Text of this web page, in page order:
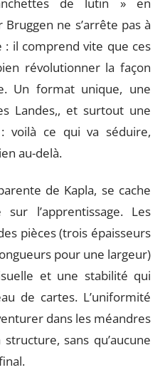
ne s’arrête pas à
: il comprend vite que ces
révolutionner la façon
Un format unique, une
Landes,, et surtout une
voilà ce qui va séduire,
au-delà.
de Kapla, se cache
l’apprentissage. Les
pièces (trois épaisseurs
pour une largeur)
et une stabilité qui
de cartes. L’uniformité
dans les méandres
sans qu’aucune